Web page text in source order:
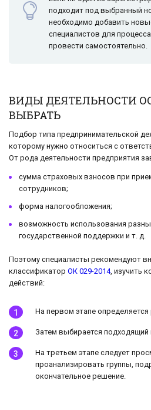
подходит под выбранный
необходимо добавить
специалистов для
провести самостоятельно.
ВИДЫ ДЕЯТЕЛЬНОСТИ
ВЫБРАТЬ
Подбор типа предпринимательской
которому нужно относиться с
От рода деятельности предприятия
сумма страховых взносов при
сотрудников;
форма налогообложения;
возможность использования
государственной поддержки и т. д.
Поэтому специалисты рекомендуют
классификатор ОК 029-2014, изучить
действий:
На первом этапе определяется
Затем выбирается подходящий
На третьем этапе следует
проанализировать группы,
окончательное решение.